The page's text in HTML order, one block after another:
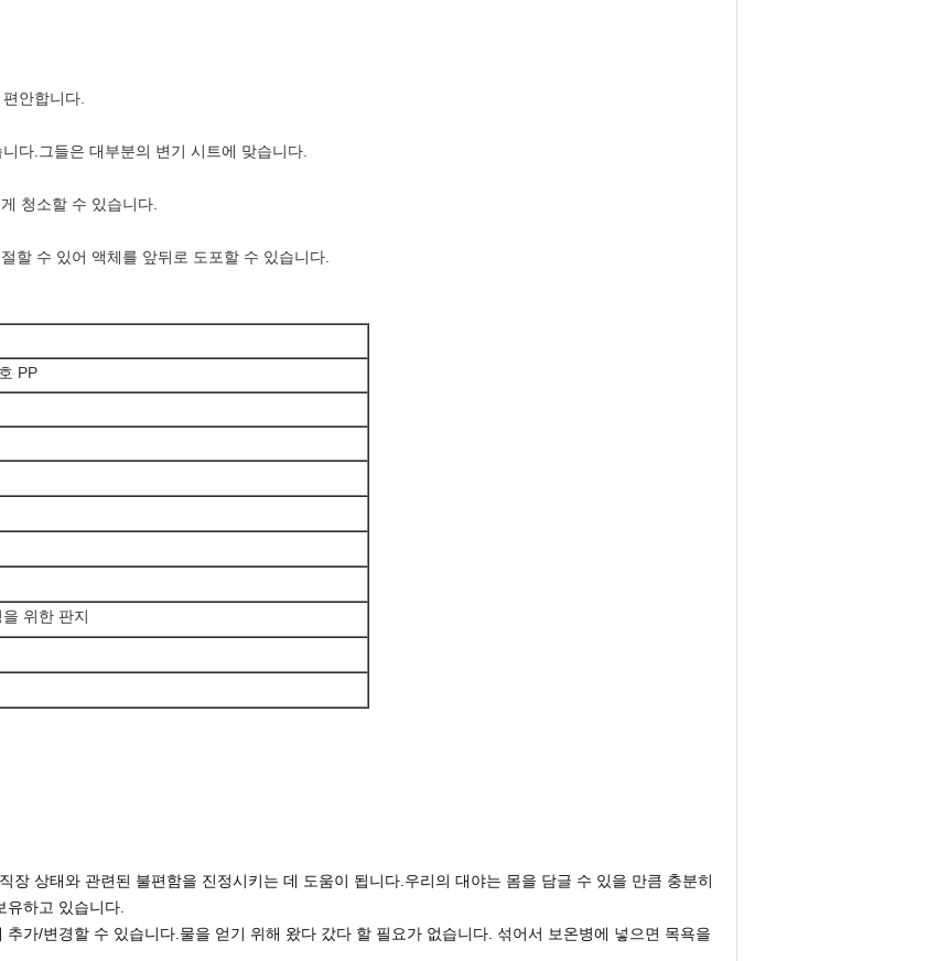
안합니다.
다.그들은 대부분의 변기 시트에 맞습니다.
청소할 수 있습니다.
할 수 있어 액체를 앞뒤로 도포할 수 있습니다.
PP
위한 판지
장 상태와 관련된 불편함을 진정시키는 데 도움이 됩니다.우리의 대야는 몸을 담글 수 있을 만큼 충분히
하고 있습니다.
가/변경할 수 있습니다.물을 얻기 위해 왔다 갔다 할 필요가 없습니다. 섞어서 보온병에 넣으면 목욕을